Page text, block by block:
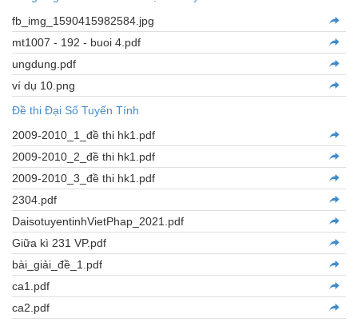
fb_img_1590415982584.jpg
mt1007 - 192 - buoi 4.pdf
ungdung.pdf
ví dụ 10.png
Đề thi Đại Số Tuyến Tính
2009-2010_1_đề thi hk1.pdf
2009-2010_2_đề thi hk1.pdf
2009-2010_3_đề thi hk1.pdf
2304.pdf
DaisotuyentinhVietPhap_2021.pdf
Giữa kì 231 VP.pdf
bài_giải_đề_1.pdf
ca1.pdf
ca2.pdf